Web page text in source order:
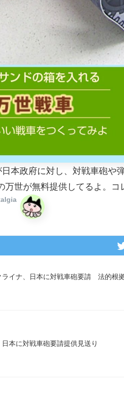
本政府に対し、対戦車砲や
万世が無料提供してるよ。コ
ライナ、日本に対戦車砲要請 法的根
本に対戦車砲要請提供見送り